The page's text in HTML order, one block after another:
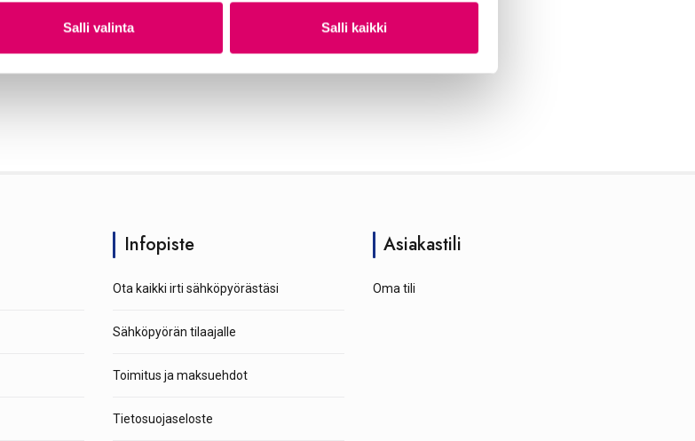
Salli valinta Salli kaikki
Infopiste
Ota kaikki irti sähköpyörästäsi
Sähköpyörän tilaajalle
Toimitus ja maksuehdot
Tietosuojaseloste
Asiakastili
Oma tili